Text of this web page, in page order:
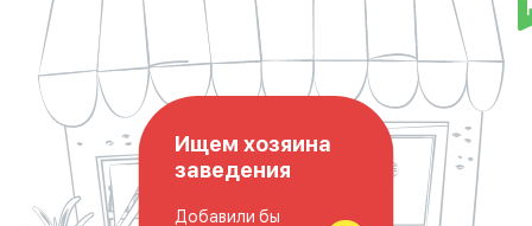
Ищем хозяина
заведения
Добавили бы